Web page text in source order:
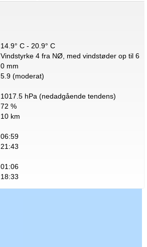
14.9° C - 20.9° C
Vindstyrke 4 fra NØ, med vindstøder op til 6
0 mm
5.9 (moderat)
1017.5 hPa (nedadgående tendens)
72 %
10 km
06:59
21:43
01:06
18:33